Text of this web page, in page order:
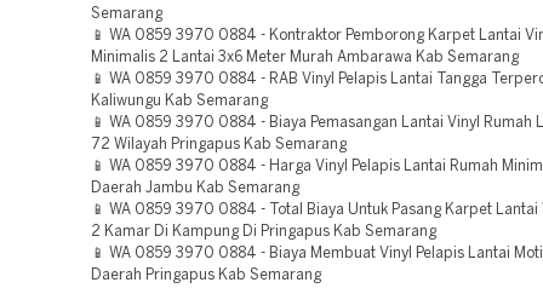
Semarang
📱 WA 0859 3970 0884 - Kontraktor Pemborong Karpet Lantai
Minimalis 2 Lantai 3x6 Meter Murah Ambarawa Kab Semarang
📱 WA 0859 3970 0884 - RAB Vinyl Pelapis Lantai Tangga
Kaliwungu Kab Semarang
📱 WA 0859 3970 0884 - Biaya Pemasangan Lantai Vinyl Rumah
72 Wilayah Pringapus Kab Semarang
📱 WA 0859 3970 0884 - Harga Vinyl Pelapis Lantai Rumah
Daerah Jambu Kab Semarang
📱 WA 0859 3970 0884 - Total Biaya Untuk Pasang Karpet Lantai
2 Kamar Di Kampung Di Pringapus Kab Semarang
📱 WA 0859 3970 0884 - Biaya Membuat Vinyl Pelapis Lantai
Daerah Pringapus Kab Semarang